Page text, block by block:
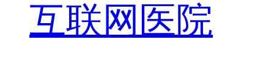
互联网医院